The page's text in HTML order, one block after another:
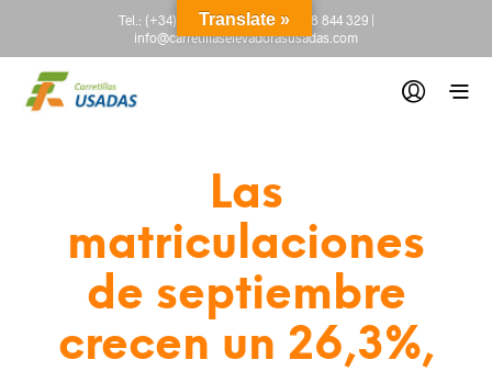
Tel.: (+34) 665 845 222-(+34) 918 844 329|
info@carretillaselevadorasusadas.com
Las
matriculaciones
de septiembre
crecen un 26,3%,
Translate »